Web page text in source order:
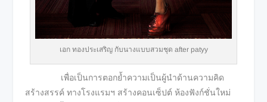
เอก ทองประเสริญ กับนางแบบสวมชุด after patyy
เพื่อเป็นการตอกย้ำความเป็นผู้นำด้านความคิด
สร้างสรรค์ ทางโรงแรมฯ สร้างคอนเซ็ปต์ ห้องฟังก์ชั่นใหม่